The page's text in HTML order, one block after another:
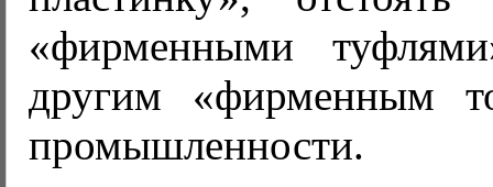
«фирменными
другим «фирменным
промышленности.